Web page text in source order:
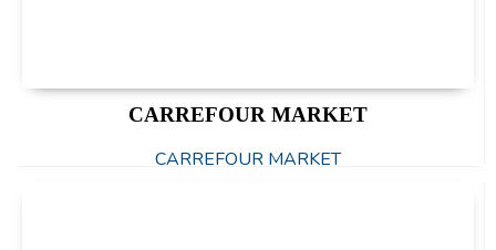
CARREFOUR MARKET
CARREFOUR MARKET